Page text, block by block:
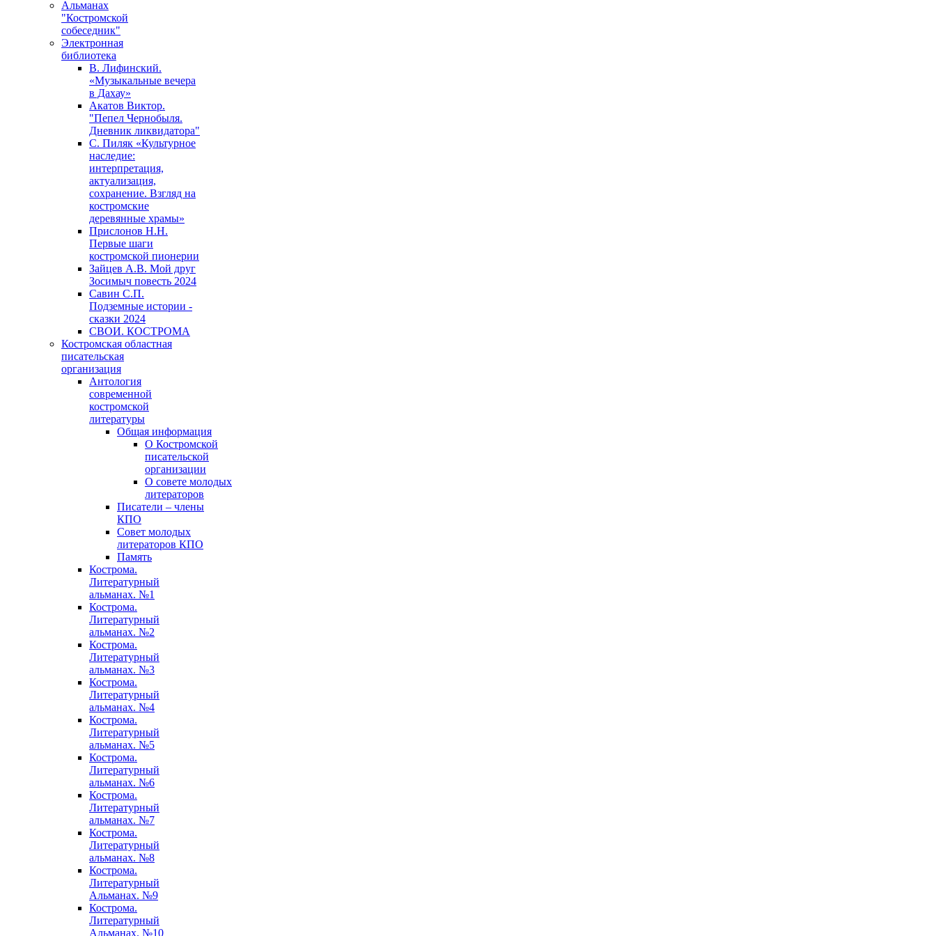
Альманах
"Костромской
собеседник"
Электронная
библиотека
В. Лифинский.
«Музыкальные вечера
в Дахау»
Акатов Виктор.
"Пепел Чернобыля.
Дневник ликвидатора"
С. Пиляк «Культурное
наследие:
интерпретация,
актуализация,
сохранение. Взгляд на
костромские
деревянные храмы»
Прислонов Н.Н.
Первые шаги
костромской пионерии
Зайцев А.В. Мой друг
Зосимыч повесть 2024
Савин С.П.
Подземные истории -
сказки 2024
СВОИ. КОСТРОМА
Костромская областная
писательская
организация
Антология
современной
костромской
литературы
Общая информация
О Костромской
писательской
организации
О совете молодых
литераторов
Писатели – члены
КПО
Совет молодых
литераторов КПО
Память
Кострома.
Литературный
альманах. №1
Кострома.
Литературный
альманах. №2
Кострома.
Литературный
альманах. №3
Кострома.
Литературный
альманах. №4
Кострома.
Литературный
альманах. №5
Кострома.
Литературный
альманах. №6
Кострома.
Литературный
альманах. №7
Кострома.
Литературный
альманах. №8
Кострома.
Литературный
Альманах. №9
Кострома.
Литературный
Альманах. №10